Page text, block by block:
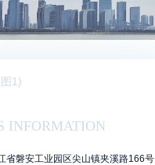
INFORMATION
省磐安工业园区尖山镇夹溪路166号